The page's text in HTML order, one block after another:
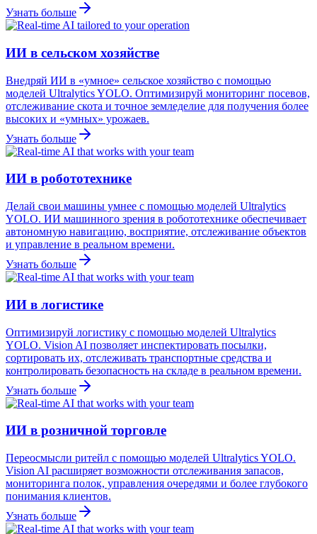
Узнать больше
ИИ в сельском хозяйстве
Внедряй ИИ в «умное» сельское хозяйство с помощью
моделей Ultralytics YOLO. Оптимизируй мониторинг посевов,
отслеживание скота и точное земледелие для получения более
высоких и «умных» урожаев.
Узнать больше
ИИ в робототехнике
Делай свои машины умнее с помощью моделей Ultralytics
YOLO. ИИ машинного зрения в робототехнике обеспечивает
автономную навигацию, восприятие, отслеживание объектов
и управление в реальном времени.
Узнать больше
ИИ в логистике
Оптимизируй логистику с помощью моделей Ultralytics
YOLO. Vision AI позволяет инспектировать посылки,
сортировать их, отслеживать транспортные средства и
контролировать безопасность на складе в реальном времени.
Узнать больше
ИИ в розничной торговле
Переосмысли ритейл с помощью моделей Ultralytics YOLO.
Vision AI расширяет возможности отслеживания запасов,
мониторинга полок, управления очередями и более глубокого
понимания клиентов.
Узнать больше